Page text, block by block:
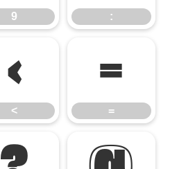
9 :
<
<
=
=